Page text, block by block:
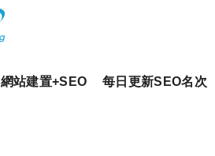
網站建置+SEO 每日更新SEO名次